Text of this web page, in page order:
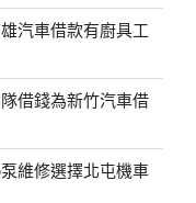
汽車借款有廚具工
借錢為新竹汽車借
維修選擇北屯機車